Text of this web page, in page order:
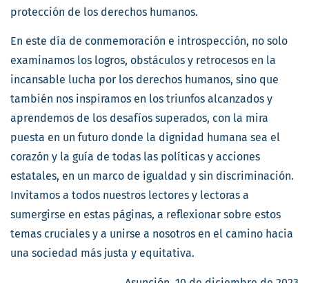
protección de los derechos humanos.
En este día de conmemoración e introspección, no solo
examinamos los logros, obstáculos y retrocesos en la
incansable lucha por los derechos humanos, sino que
también nos inspiramos en los triunfos alcanzados y
aprendemos de los desafíos superados, con la mira
puesta en un futuro donde la dignidad humana sea el
corazón y la guía de todas las políticas y acciones
estatales, en un marco de igualdad y sin discriminación.
Invitamos a todos nuestros lectores y lectoras a
sumergirse en estas páginas, a reflexionar sobre estos
temas cruciales y a unirse a nosotros en el camino hacia
una sociedad más justa y equitativa.